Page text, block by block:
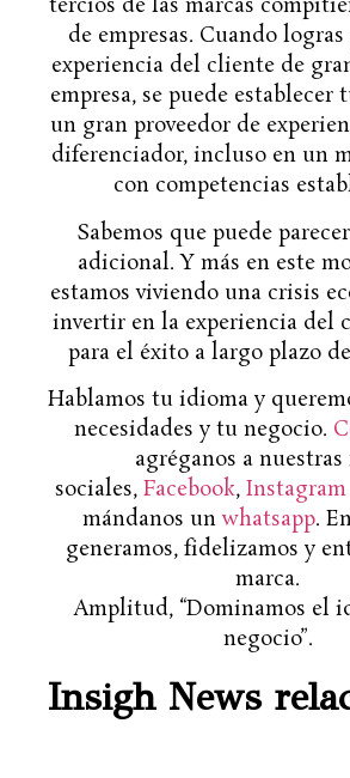
tercios de las marcas
de empresas. Cuando
experiencia del cliente de
empresa, se puede establecer
un gran proveedor de
diferenciador, incluso en un
con competencias
Sabemos que puede
adicional. Y más en este
estamos viviendo una crisis
invertir en la experiencia del
para el éxito a largo plazo
Hablamos tu idioma y
necesidades y tu negocio.
agréganos a nuestras
sociales, Facebook, Instagram
mándanos un whatsapp.
generamos, fidelizamos y
marca.
Amplitud, “Dominamos el
negocio”.
Insigh News